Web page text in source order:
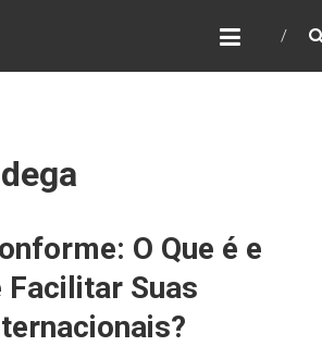
Entre em contato!
que você
O Que é e
Facilitar Suas